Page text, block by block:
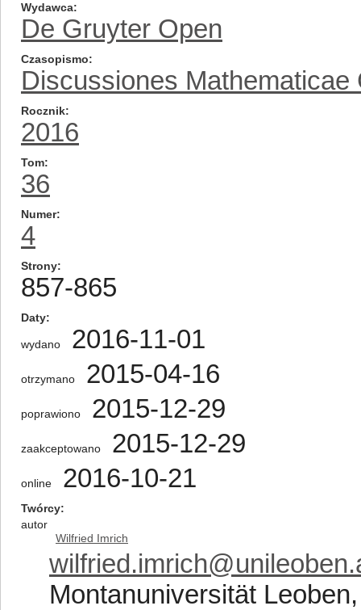
Wydawca
De Gruyter Open
Czasopismo
Discussiones Mathematicae
Rocznik
2016
Tom
36
Numer
4
Strony
857-865
Daty
wydano 2016-11-01
otrzymano 2015-04-16
poprawiono 2015-12-29
zaakceptowano 2015-12-29
online 2016-10-21
Twórcy
autor
Wilfried Imrich
Montanuniversität